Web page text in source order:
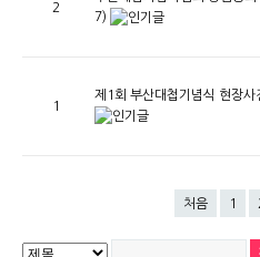
2
7)
1
제1회 부산대첩기념식 현장사
처음 1